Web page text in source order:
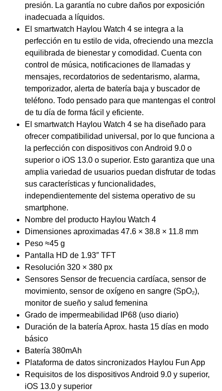
presión. La garantía no cubre daños por exposición
inadecuada a líquidos.
El smartwatch Haylou Watch 4 se integra a la
perfección en tu estilo de vida, ofreciendo una mezcla
equilibrada de bienestar y comodidad. Cuenta con
control de música, notificaciones de llamadas y
mensajes, recordatorios de sedentarismo, alarma,
temporizador, alerta de batería baja y buscador de
teléfono. Todo pensado para que mantengas el control
de tu día de forma fácil y eficiente.
El smartwatch Haylou Watch 4 se ha diseñado para
ofrecer compatibilidad universal, por lo que funciona a
la perfección con dispositivos con Android 9.0 o
superior o iOS 13.0 o superior. Esto garantiza que una
amplia variedad de usuarios puedan disfrutar de todas
sus características y funcionalidades,
independientemente del sistema operativo de su
smartphone.
Nombre del producto Haylou Watch 4
Dimensiones aproximadas 47.6 × 38.8 × 11.8 mm
Peso ≈45 g
Pantalla HD de 1.93″ TFT
Resolución 320 × 380 px
Sensores Sensor de frecuencia cardíaca, sensor de
movimiento, sensor de oxígeno en sangre (SpO₂),
monitor de sueño y salud femenina
Grado de impermeabilidad IP68 (uso diario)
Duración de la batería Aprox. hasta 15 días en modo
básico
Batería 380mAh
Plataforma de datos sincronizados Haylou Fun App
Requisitos de los dispositivos Android 9.0 y superior,
iOS 13.0 y superior